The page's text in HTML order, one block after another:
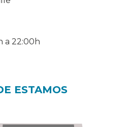
a 22:00h
ESTAMOS